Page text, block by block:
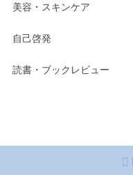
美容・スキンケア
自己啓発
読書・ブックレビュー